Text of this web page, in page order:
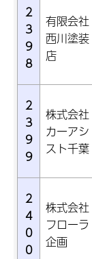
2
3
9
8
有限会社
西川塗装
店
2
3
9
9
株式会社
カーアシ
スト千葉
2
4
0
0
株式会社
フローラ
企画